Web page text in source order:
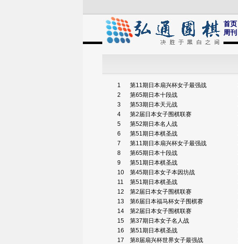
首页
周刊
1 第11期日本扇兴杯女子最强战
2
第65期日本十段战
3
第53期日本天元战
4
第2届日本女子围棋联赛
5
第52期日本名人战
6
第51期日本棋圣战
7
第11期日本扇兴杯女子最强战
8
第65期日本十段战
9
第51期日本棋圣战
10
第45期日本女子本因坊战
11
第51期日本棋圣战
12
第2届日本女子围棋联赛
13
第6届日本福马杯女子围棋赛
14
第2届日本女子围棋联赛
15
第37期日本女子名人战
16
第51期日本棋圣战
17
第8届扇兴杯世界女子最强战